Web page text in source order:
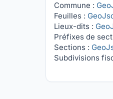
Commune :
Feuilles :
Lieux-dits :
Préfixes de
Sections :
Subdivisions